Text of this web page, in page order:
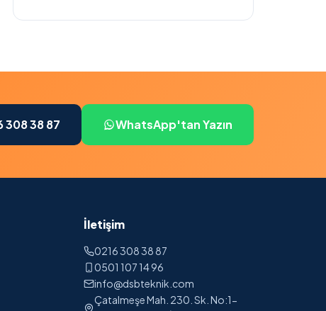
308 38 87 WhatsApp'tan Yazın
İletişim
0216 308 38 87
0501 107 14 96
info@dsbteknik.com
Çatalmeşe Mah. 230. Sk. No:1-